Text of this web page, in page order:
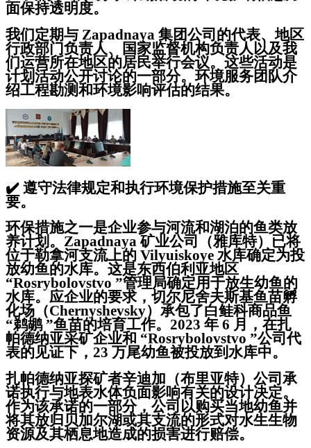
面保持透明度。
我们定期与 Zapadnaya 集团公司的代表、地区
行政部门负责人、国家监督机构负责人以及我
们运营所在地区的居民举行会议。这些活动是
计划活动公开讨论的一部分。环境服务团队介
绍工程勘测和环境影响评估的结果。
✔️ 遵守法律规定和执行环境保护措施至关重
要。
环保措施之一是企业参与河流和湖泊的鱼类放
养计划。Zapadnaya 矿业公司（雅库特）已将
位于勒拿河支流上的 Vilyuiskoye 水库确定为投
放幼鱼的水库。这是东西伯利亚地区
“Rosrybolovstvo ”管理局确定用于放生幼鱼的
水库。应企业的要求，切尔尼舍夫斯基鱼苗孵
化场（Chernyshevsky）承包了白鲑科商品鱼
“鹈鹕 ”鱼苗的培育工作。2023 年 6 月，在扎
帕德纳亚采矿企业和 “Rosrybolovstvo ”公司代
表的见证下，23 万尾幼鱼被投放到水库中。
扎帕德纳亚探矿者辛迪加（布里亚特）公司承
诺执行与地表水体负面影响有关的设计决定。
作为该承诺的一部分，公司以购买当地幼鱼并
将其放归贝加尔湖或其支流的形式对水生生物
资源及其栖息地造成的损害进行赔偿。